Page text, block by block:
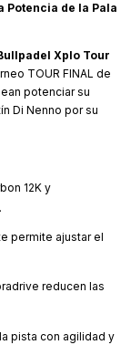
Potencia de la Pala
Xplo Tour
TOUR FINAL de
potenciar su
Di Nenno por su
12K y
permite ajustar el
reducen las
pista con agilidad y